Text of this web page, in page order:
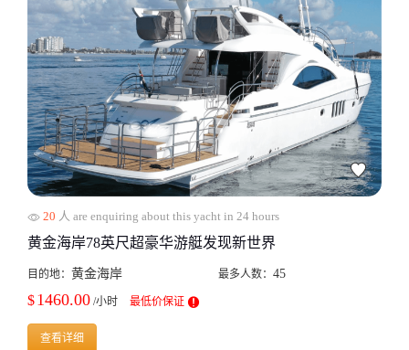
20 人 are enquiring about this yacht in 24 hours
黄金海岸78英尺超豪华游艇发现新世界
目的地： 黄金海岸 最多人数： 45
$1460.00 /小时 最低价保证
查看详细